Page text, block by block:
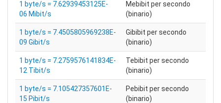
1 byte/s = 7.62939453125E-
06 Mibit/s
Mebibit per secondo
(binario)
1 byte/s = 7.4505805969238E-
09 Gibit/s
Gibibit per secondo
(binario)
1 byte/s = 7.2759576141834E-
12 Tibit/s
Tebibit per secondo
(binario)
1 byte/s = 7.105427357601E-
15 Pibit/s
Pebibit per secondo
(binario)